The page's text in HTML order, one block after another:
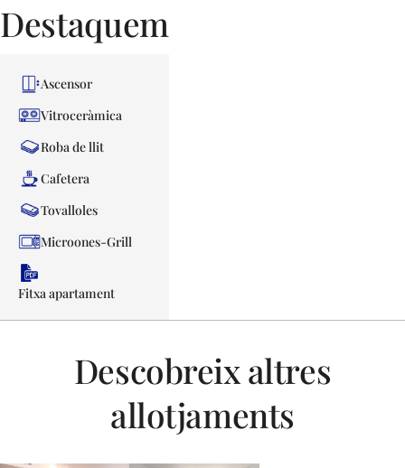
Destaquem
Ascensor
Vitroceràmica
Roba de llit
Cafetera
Tovalloles
Microones-Grill
Fitxa apartament
Descobreix altres
allotjaments